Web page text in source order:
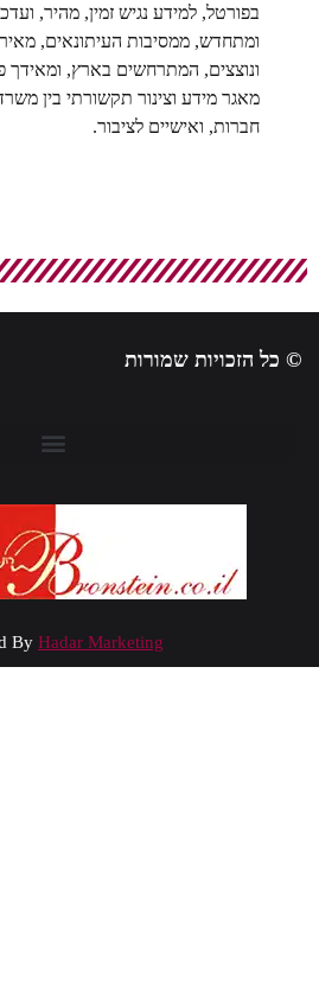
בפורטל, למידע נגיש זמין, מהיר,
ומתחדש, ממסיבות העיתונאים,
ונוצצים, המתרחשים בארץ, ומאידך
מאגר מידע וצינור תקשורתי בין משרדי
חברות, ואישיים לציבור.
כל הזכויות שמורות
ByHadar Marketing